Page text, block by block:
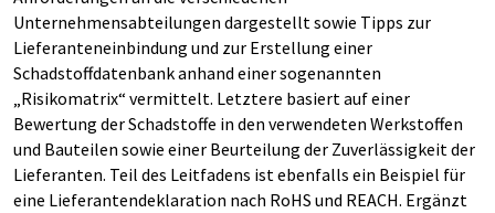
Unternehmensabteilungen dargestellt sowie Tipps zur
Lieferanteneinbindung und zur Erstellung einer
Schadstoffdatenbank anhand einer sogenannten
„Risikomatrix“ vermittelt. Letztere basiert auf einer
Bewertung der Schadstoffe in den verwendeten Werkstoffen
und Bauteilen sowie einer Beurteilung der Zuverlässigkeit der
Lieferanten. Teil des Leitfadens ist ebenfalls ein Beispiel für
eine Lieferantendeklaration nach RoHS und REACH. Ergänzt